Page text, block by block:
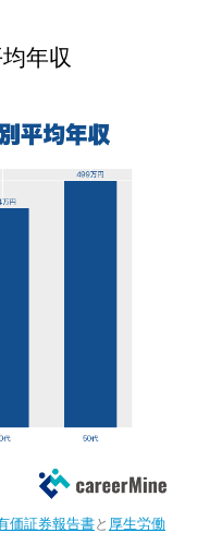
年収
価証券報告書と 厚生労働